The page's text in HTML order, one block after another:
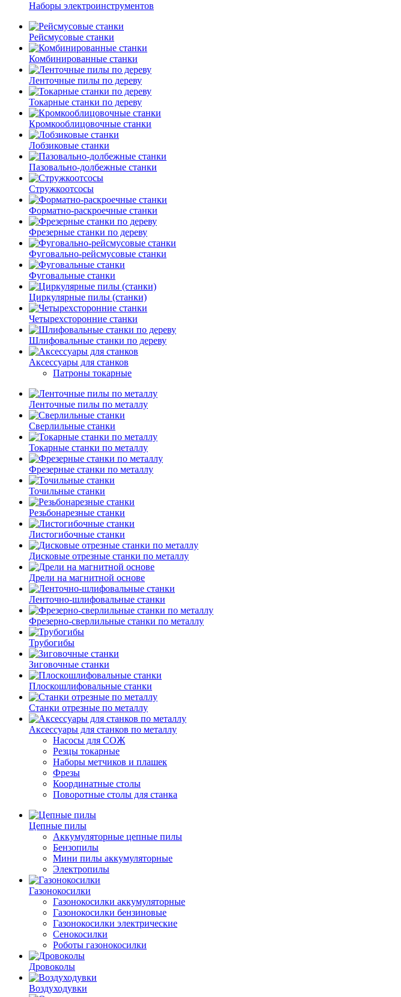
Наборы электроинструментов
Рейсмусовые станки
Комбинированные станки
Ленточные пилы по дереву
Токарные станки по дереву
Кромкооблицовочные станки
Лобзиковые станки
Пазовально-долбежные станки
Стружкоотсосы
Форматно-раскроечные станки
Фрезерные станки по дереву
Фуговально-рейсмусовые станки
Фуговальные станки
Циркулярные пилы (станки)
Четырехсторонние станки
Шлифовальные станки по дереву
Аксессуары для станков
Патроны токарные
Ленточные пилы по металлу
Сверлильные станки
Токарные станки по металлу
Фрезерные станки по металлу
Точильные станки
Резьбонарезные станки
Листогибочные станки
Дисковые отрезные станки по металлу
Дрели на магнитной основе
Ленточно-шлифовальные станки
Фрезерно-сверлильные станки по металлу
Трубогибы
Зиговочные станки
Плоскошлифовальные станки
Станки отрезные по металлу
Аксессуары для станков по металлу
Насосы для СОЖ
Резцы токарные
Наборы метчиков и плашек
Фрезы
Координатные столы
Поворотные столы для станка
Цепные пилы
Аккумуляторные цепные пилы
Бензопилы
Мини пилы аккумуляторные
Электропилы
Газонокосилки
Газонокосилки аккумуляторные
Газонокосилки бензиновые
Газонокосилки электрические
Сенокосилки
Роботы газонокосилки
Дровоколы
Воздуходувки